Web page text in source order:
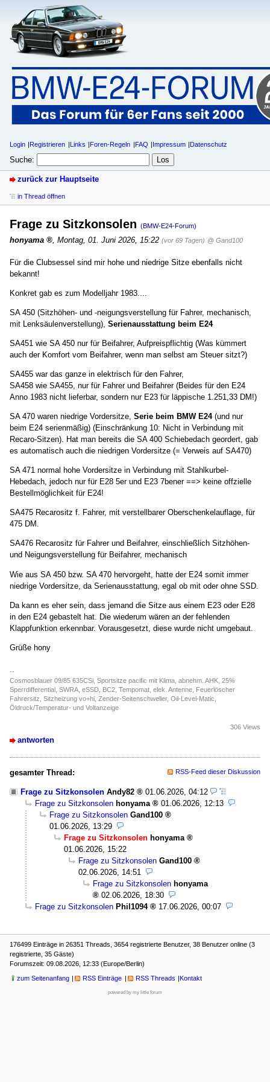
Login Registrieren Links Foren-Regeln FAQ Impressum Datenschutz
Suche:
zurück zur Hauptseite
in Thread öffnen
Frage zu Sitzkonsolen (BMW-E24-Forum)
honyama Montag, 01. Juni 2026, 15:22 (vor 69 Tagen) @ Gand100
Für die Clubsessel sind mir hohe und niedrige Sitze ebenfalls nicht
bekannt!
Konkret gab es zum Modelljahr 1983....
SA 450 (Sitzhöhen- und -neigungsverstellung für Fahrer, mechanisch,
mit Lenksäulenverstellung), Serienausstattung beim E24
SA451 wie SA 450 nur für Beifahrer, Aufpreispflichtig (Was kümmert
auch der Komfort vom Beifahrer, wenn man selbst am Steuer sitzt?)
SA455 war das ganze in elektrisch für den Fahrer,
SA458 wie SA455, nur für Fahrer und Beifahrer (Beides für den E24
Anno 1983 nicht lieferbar, sondern nur E23 für läppische 1.251,33 DM!)
SA 470 waren niedrige Vordersitze, Serie beim BMW E24 (und nur
beim E24 serienmäßig) (Einschränkung 10: Nicht in Verbindung mit
Recaro-Sitzen). Hat man bereits die SA 400 Schiebedach geordert, gab
es automatisch auch die niedrigen Vordersitze (= Verweis auf SA470)
SA 471 normal hohe Vordersitze in Verbindung mit Stahlkurbel-
Hebedach, jedoch nur für E28 5er und E23 7bener ==> keine offzielle
Bestellmöglichkeit für E24!
SA475 Recarositz f. Fahrer, mit verstellbarer Oberschenkelauflage, für
475 DM.
SA476 Recarositz für Fahrer und Beifahrer, einschließlich Sitzhöhen-
und Neigungsverstellung für Beifahrer, mechanisch
Wie aus SA 450 bzw. SA 470 hervorgeht, hatte der E24 somit immer
niedrige Vordersitze, da Serienausstattung, egal ob mit oder ohne SSD.
Da kann es eher sein, dass jemand die Sitze aus einem E23 oder E28
in den E24 gebastelt hat. Die wiederum wären an der fehlenden
Klappfunktion erkennbar. Vorausgesetzt, diese wurde nicht umgebaut.
Grüße hony
--
Cosmosblauer 09/85 635CSi, Sportsitze pacific mit Klima, abnehm. AHK, 25%
Sperrdifferential, SWRA, eSSD, BC2, Tempomat, elek. Antenne, Feuerlöscher
Fahrersitz, Sitzheizung vo+hi, Zender-Seitenschweller, Oil-Level-Matic,
Öldruck/Temperatur- und Voltanzeige
antworten
306 Views
gesamter Thread: RSS-Feed dieser Diskussion
Frage zu Sitzkonsolen Andy82
01.06.2026, 04:12
Frage zu Sitzkonsolen honyama
01.06.2026, 12:13
Frage zu Sitzkonsolen Gand100
01.06.2026, 13:29
Frage zu Sitzkonsolen honyama
01.06.2026, 15:22
Frage zu Sitzkonsolen Gand100
02.06.2026, 14:51
Frage zu Sitzkonsolen honyama
02.06.2026, 18:30
Frage zu Sitzkonsolen Phil1094 17.06.2026, 00:07
176499 Einträge in 26351 Threads, 3654 registrierte Benutzer, 38 Benutzer online (3
registrierte, 35 Gäste)
Forumszeit: 09.08.2026, 12:33 (Europe/Berlin)
zum Seitenanfang RSS Einträge RSS Threads Kontakt
powered by my little forum